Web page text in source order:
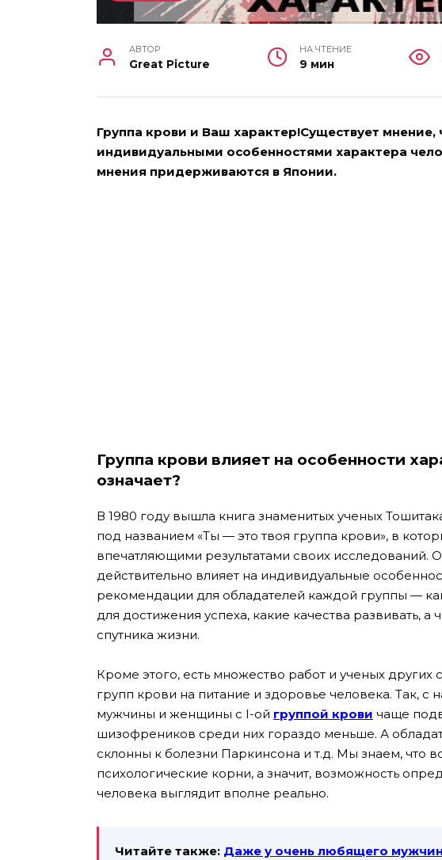
АВТОР
Great Picture
НА ЧТЕНИЕ
9 мин
Группа крови и Ваш характер!Существует
индивидуальными особенностями характера
мнения придерживаются в Японии.
Группа крови влияет на особенности
означает?
В 1980 году вышла книга знаменитых ученых
под названием «Ты — это твоя группа крови», в
впечатляющими результатами своих исследований.
действительно влияет на индивидуальные
рекомендации для обладателей каждой группы —
для достижения успеха, какие качества развивать, а
спутника жизни.
Кроме этого, есть множество работ и ученых
групп крови на питание и здоровье человека. Так, с
мужчины и женщины с I-ой группой крови чаще
шизофреников среди них гораздо меньше. А
склонны к болезни Паркинсона и т.д. Мы знаем, что
психологические корни, а значит, возможность
человека выглядит вполне реально.
Читайте также: Даже у очень любящего